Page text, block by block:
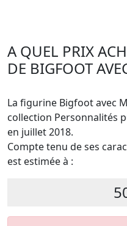
A QUEL PRIX
DE BIGFOOT
La figurine Bigfoot avec
collection Personnalités
en juillet 2018.
Compte tenu de ses
est estimée à :